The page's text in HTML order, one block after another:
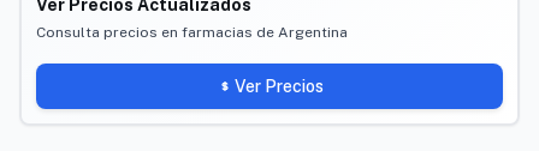
Ver Precios Actualizados
Consulta precios en farmacias de Argentina
Ver Precios